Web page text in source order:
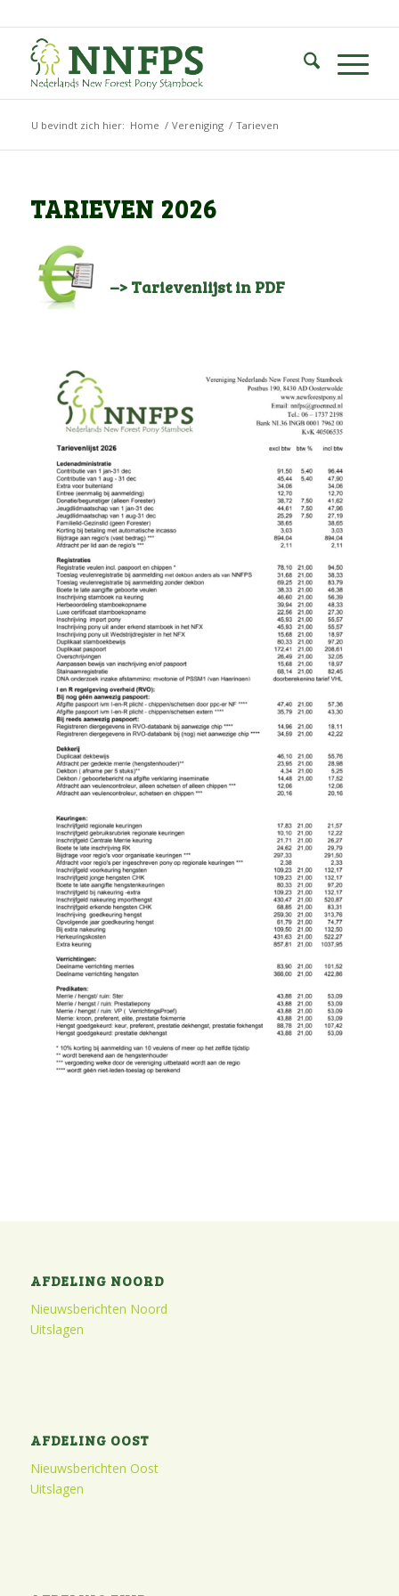
U bevindt zich hier: Home / Vereniging / Tarieven
TARIEVEN 2026
–> Tarievenlijst in PDF
AFDELING NOORD
Nieuwsberichten Noord
Uitslagen
AFDELING OOST
Nieuwsberichten Oost
Uitslagen